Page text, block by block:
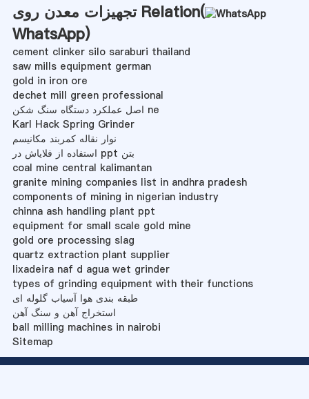
تجهیزات معدن روی Relation(
WhatsApp)
cement clinker silo saraburi thailand
saw mills equipment german
gold in iron ore
dechet mill green professional
اصل عملکرد دستگاه سنگ شکن ne
Karl Hack Spring Grinder
نوار نقاله کمربند مکانیسم
استفاده از فلایاش در ppt بتن
coal mine central kalimantan
granite mining companies list in andhra pradesh
components of mining in nigerian industry
chinna ash handling plant ppt
equipment for small scale gold mine
gold ore processing slag
quartz extraction plant supplier
lixadeira naf d agua wet grinder
types of grinding equipment with their functions
طبقه بندی هوا آسیاب گلوله ای
استخراج آهن و سنگ آهن
ball milling machines in nairobi
Sitemap